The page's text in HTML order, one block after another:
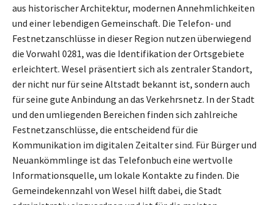
aus historischer Architektur, modernen Annehmlichkeiten
und einer lebendigen Gemeinschaft. Die Telefon- und
Festnetzanschlüsse in dieser Region nutzen überwiegend
die Vorwahl 0281, was die Identifikation der Ortsgebiete
erleichtert. Wesel präsentiert sich als zentraler Standort,
der nicht nur für seine Altstadt bekannt ist, sondern auch
für seine gute Anbindung an das Verkehrsnetz. In der Stadt
und den umliegenden Bereichen finden sich zahlreiche
Festnetzanschlüsse, die entscheidend für die
Kommunikation im digitalen Zeitalter sind. Für Bürger und
Neuankömmlinge ist das Telefonbuch eine wertvolle
Informationsquelle, um lokale Kontakte zu finden. Die
Gemeindekennzahl von Wesel hilft dabei, die Stadt